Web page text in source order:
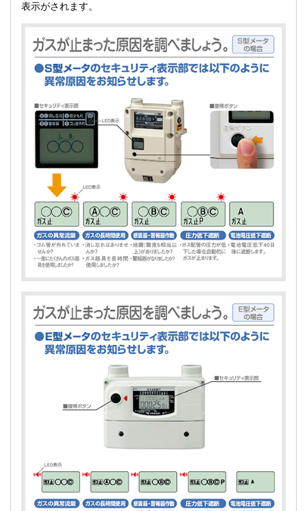
表示がされます。